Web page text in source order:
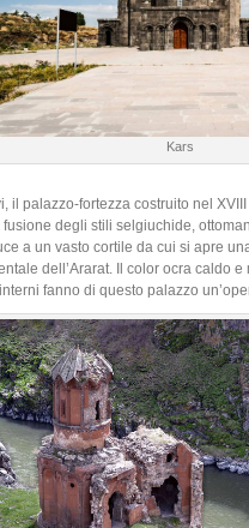
Kars
il palazzo-fortezza costruito nel
fusione degli stili selgiuchide,
a un vasto cortile da cui si apre
dell’Ararat. Il color ocra caldo
fanno di questo palazzo